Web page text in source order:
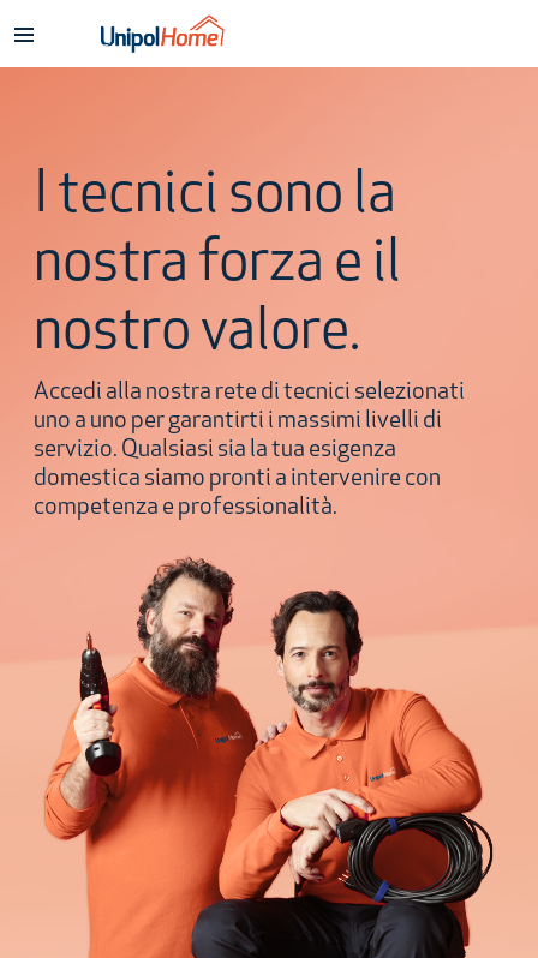
I tecnici sono la
nostra forza e il
nostro valore.
Accedi alla nostra rete di tecnici selezionati
uno a uno per garantirti i massimi livelli di
servizio. Qualsiasi sia la tua esigenza
domestica siamo pronti a intervenire con
competenza e professionalità.